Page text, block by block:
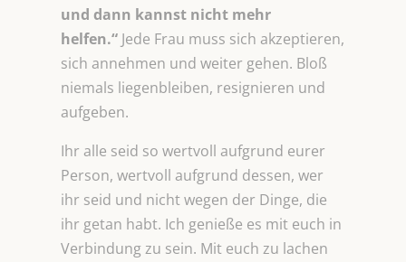
und dann kannst nicht mehr
helfen.“ Jede Frau muss sich akzeptieren,
sich annehmen und weiter gehen. Bloß
niemals liegenbleiben, resignieren und
aufgeben.
Ihr alle seid so wertvoll aufgrund eurer
Person, wertvoll aufgrund dessen, wer
ihr seid und nicht wegen der Dinge, die
ihr getan habt. Ich genieße es mit euch in
Verbindung zu sein. Mit euch zu lachen